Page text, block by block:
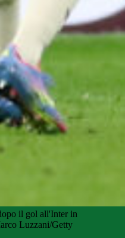
il gol all'Inter in
Luzzani/Getty